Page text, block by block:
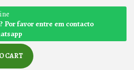
Por favor entre em contacto
CART